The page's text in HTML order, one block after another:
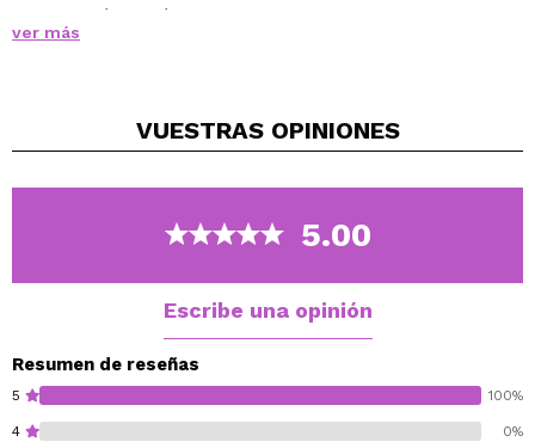
para el día a día o un acabado glamoroso de alto
impacto, el
acabado semimate natural se funde perfectamente en
con una aplicación sin esfuerzo.
Por qué lo amarás:
Mayor duración: Nuestro producto Hero más
más de lo que amas.
aplicador extragrande tipo pie de cierva, que
garantiza una aplicación precisa y suave.
Tonos coordinados: Diseñados para mezclarse
ver más
VUESTRAS OPINIONES
5.00
Escribe una opinión
Resumen de reseñas
5 100%
4 0%